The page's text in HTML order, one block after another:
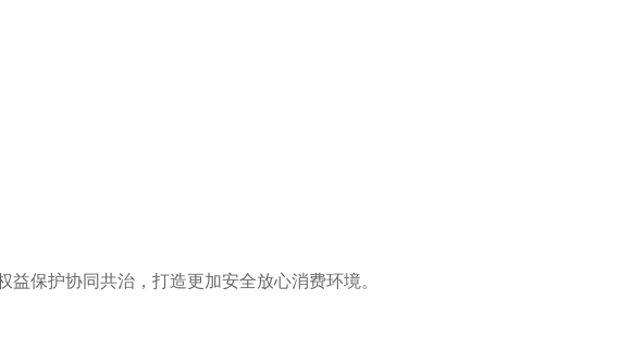
益保护协同共治，打造更加安全放心消费环境。